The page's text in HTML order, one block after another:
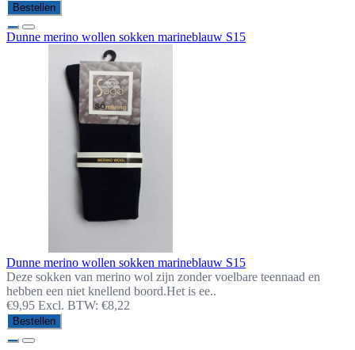
Bestellen
Dunne merino wollen sokken marineblauw S15
Dunne merino wollen sokken marineblauw S15
Deze sokken van merino wol zijn zonder voelbare teennaad en
hebben een niet knellend boord.Het is ee..
€9,95 Excl. BTW: €8,22
Bestellen